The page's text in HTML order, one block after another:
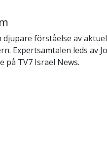
förståelse av
Expertsamtalen leds av
på TV7 Israel News.